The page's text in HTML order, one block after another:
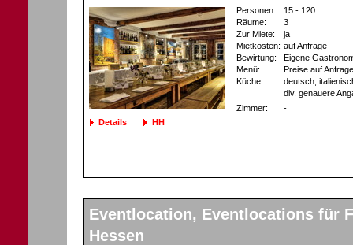
Details HH
Personen:
15 - 120
Räume:
3
Zur Miete:
ja
Mietkosten: auf Anfrage
Bewirtung:
Eigene
Menü:
Preise auf Anfrage
Küche:
deutsch,
div. genauere
Anfrage
Zimmer: -
Eventlocation, Eventlocations für
Hessen